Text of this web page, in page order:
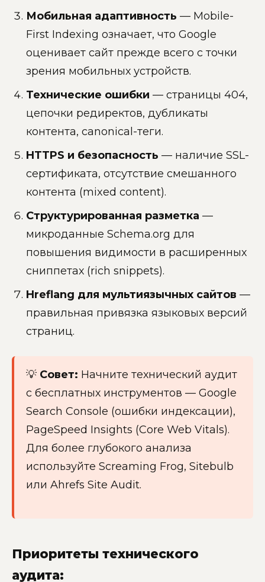
Мобильная адаптивность — Mobile-
First Indexing означает, что Google
оценивает сайт прежде всего с точки
зрения мобильных устройств.
Технические ошибки — страницы 404,
цепочки редиректов, дубликаты
контента, canonical-теги.
HTTPS и безопасность — наличие SSL-
сертификата, отсутствие смешанного
контента (mixed content).
Структурированная разметка —
микроданные Schema.org для
повышения видимости в расширенных
сниппетах (rich snippets).
Hreflang для мультиязычных сайтов —
правильная привязка языковых версий
страниц.
💡 Совет: Начните технический аудит
с бесплатных инструментов — Google
Search Console (ошибки индексации),
PageSpeed Insights (Core Web Vitals).
Для более глубокого анализа
используйте Screaming Frog, Sitebulb
или Ahrefs Site Audit.
Приоритеты технического
аудита: